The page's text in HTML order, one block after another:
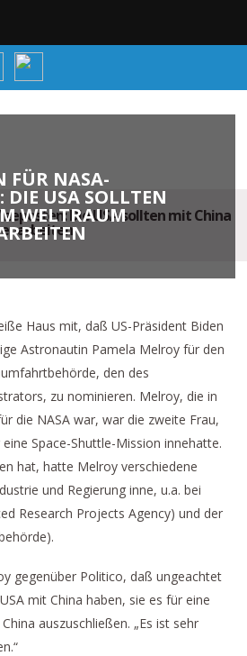
Die USA sollten mit China
FÜR NASA-
DIE USA SOLLTEN
WELTRAUM
Haus mit, daß US-Präsident Biden
Astronautin Pamela Melroy für den
den des
zu nominieren. Melroy, die in
die NASA war, war die zweite Frau,
Space-Shuttle-Mission innehatte.
hat, hatte Melroy verschiedene
und Regierung inne, u.a. bei
Research Projects Agency) und der
gegenüber Politico, daß ungeachtet
mit China haben, sie es für eine
auszuschließen. „Es ist sehr